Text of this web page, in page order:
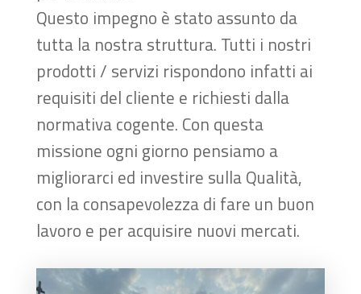
Questo impegno è stato assunto da
tutta la nostra struttura. Tutti i nostri
prodotti / servizi rispondono infatti ai
requisiti del cliente e richiesti dalla
normativa cogente. Con questa
missione ogni giorno pensiamo a
migliorarci ed investire sulla Qualità,
con la consapevolezza di fare un buon
lavoro e per acquisire nuovi mercati.